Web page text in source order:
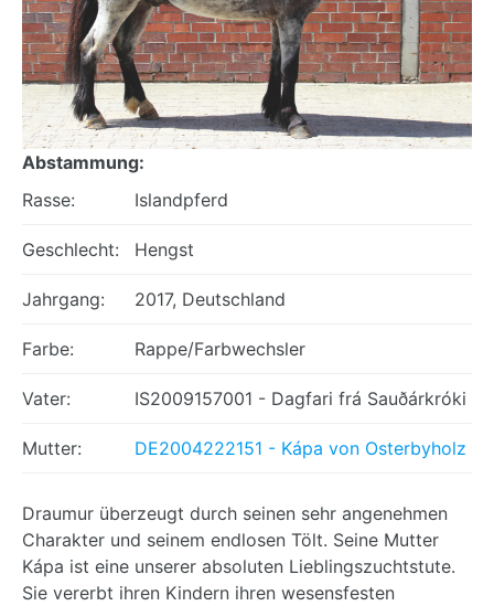
Abstammung:
Rasse:
Islandpferd
Geschlecht: Hengst
Jahrgang: 2017, Deutschland
Farbe: Rappe/Farbwechsler
Vater: IS2009157001 - Dagfari frá Sauðárkróki
Mutter: DE2004222151 - Kápa von Osterbyholz
Draumur überzeugt durch seinen sehr angenehmen
Charakter und seinem endlosen Tölt. Seine Mutter
Kápa ist eine unserer absoluten Lieblingszuchtstute.
Sie vererbt ihren Kindern ihren wesensfesten